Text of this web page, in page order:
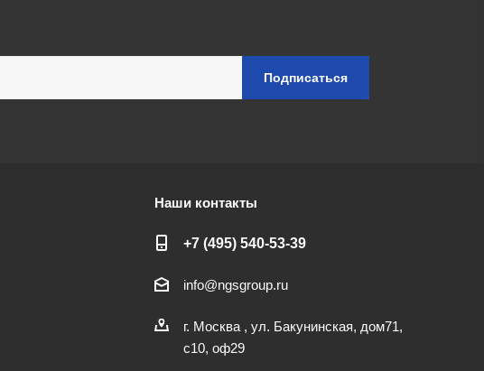
Наши контакты
+7 (495) 540-53-39
info@ngsgroup.ru
г. Москва , ул. Бакунинская, дом71,
с10, оф29